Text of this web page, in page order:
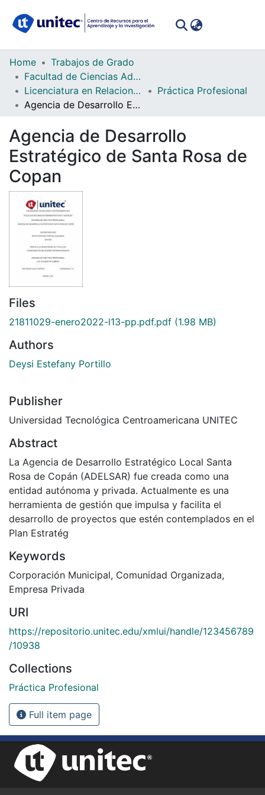
Communities
Collections
All of DSpace
Statistics
Home
Trabajos de Grado
Facultad de Ciencias Administrativas y Sociales
Licenciatura en Relaciones Internacionales
Práctica Profesional
Agencia de Desarrollo Estratégico de Santa Rosa de Copan
Agencia de Desarrollo
Estratégico de Santa Rosa de
Copan
Files
21811029-enero2022-l13-pp.pdf.pdf (1.98 MB)
Authors
Deysi Estefany Portillo
Publisher
Universidad Tecnológica Centroamericana UNITEC
Abstract
La Agencia de Desarrollo Estratégico Local Santa
Rosa de Copán (ADELSAR) fue creada como una
entidad autónoma y privada. Actualmente es una
herramienta de gestión que impulsa y facilita el
desarrollo de proyectos que estén contemplados en el
Plan Estratég
Keywords
Corporación Municipal, Comunidad Organizada,
Empresa Privada
URI
https://repositorio.unitec.edu/xmlui/handle/123456789
/10938
Collections
Práctica Profesional
Full item page